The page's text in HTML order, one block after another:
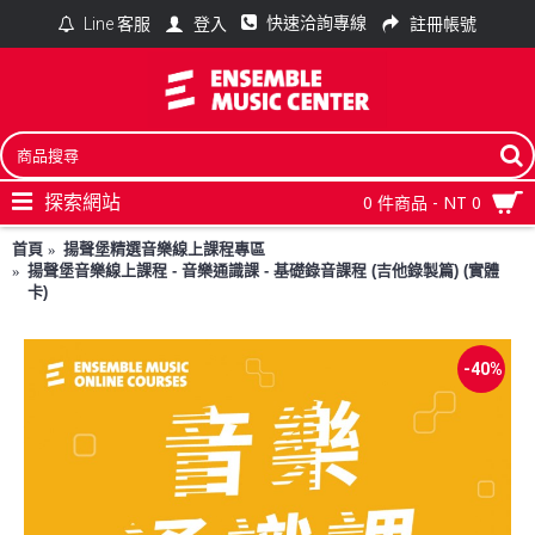
Line 客服 登入 快速洽詢專線 註冊帳號
0 件商品 - NT 0
探索網站
首頁
揚聲堡精選音樂線上課程專區
揚聲堡音樂線上課程 - 音樂通識課 - 基礎錄音課程 (吉他錄製篇) (實體
卡)
-40%